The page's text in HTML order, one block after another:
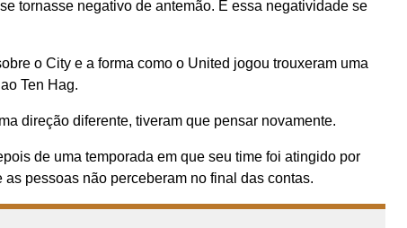
tornasse negativo de antemão. E essa negatividade se
o City e a forma como o United jogou trouxeram uma
Ten Hag.
direção diferente, tiveram que pensar novamente.
de uma temporada em que seu time foi atingido por
pessoas não perceberam no final das contas.